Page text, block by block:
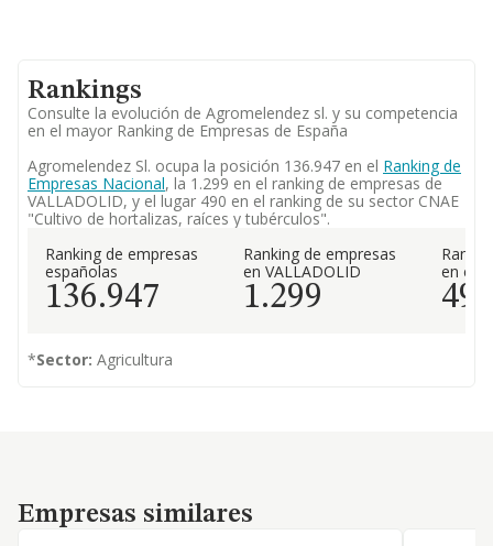
Rankings
Consulte la evolución de Agromelendez sl. y su competencia
en el mayor Ranking de Empresas de España
Agromelendez Sl. ocupa la posición 136.947 en el Ranking de
Empresas Nacional, la 1.299 en el ranking de empresas de
VALLADOLID, y el lugar 490 en el ranking de su sector CNAE
"Cultivo de hortalizas, raíces y tubérculos".
Ranking de empresas
españolas
136.947
Ranking de empresas
en VALLADOLID
1.299
en el
490
*Sector: Agricultura
Empresas similares
Empresas similares